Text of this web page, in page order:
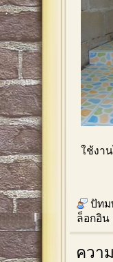
ใช้งา
ปัทม
ล็อกอิน
ควา